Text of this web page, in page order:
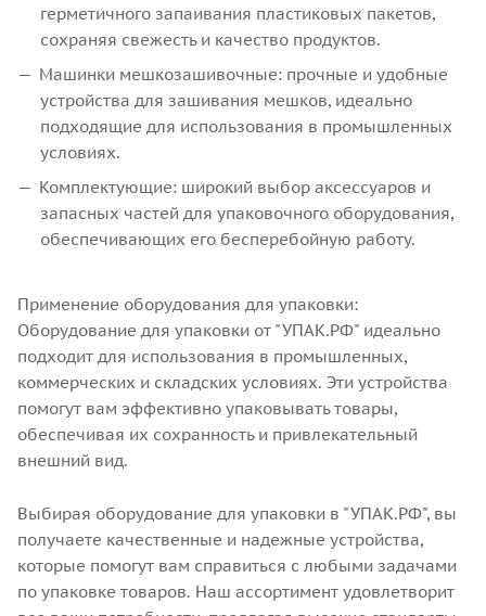
герметичного запаивания пластиковых пакетов,
сохраняя свежесть и качество продуктов.
Машинки мешкозашивочные: прочные и удобные
устройства для зашивания мешков, идеально
подходящие для использования в промышленных
условиях.
Комплектующие: широкий выбор аксессуаров и
запасных частей для упаковочного оборудования,
обеспечивающих его бесперебойную работу.
Применение оборудования для упаковки:
Оборудование для упаковки от "УПАК.РФ" идеально
подходит для использования в промышленных,
коммерческих и складских условиях. Эти устройства
помогут вам эффективно упаковывать товары,
обеспечивая их сохранность и привлекательный
внешний вид.
Выбирая оборудование для упаковки в "УПАК.РФ", вы
получаете качественные и надежные устройства,
которые помогут вам справиться с любыми задачами
по упаковке товаров. Наш ассортимент удовлетворит